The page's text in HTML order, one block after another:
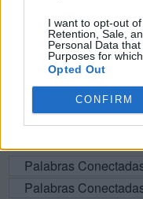
I want to opt-out
Retention, Sale,
Personal Data
Purposes for
Opted Out
CONFIRM
Palabras
Palabras